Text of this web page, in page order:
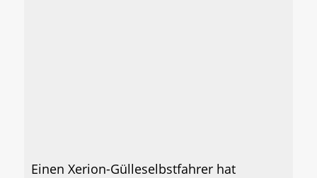
Einen Xerion-Gülleselbstfahrer hat